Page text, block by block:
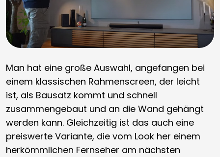
Man hat eine große Auswahl, angefangen bei
einem klassischen Rahmenscreen, der leicht
ist, als Bausatz kommt und schnell
zusammengebaut und an die Wand gehängt
werden kann. Gleichzeitig ist das auch eine
preiswerte Variante, die vom Look her einem
herkömmlichen Fernseher am nächsten